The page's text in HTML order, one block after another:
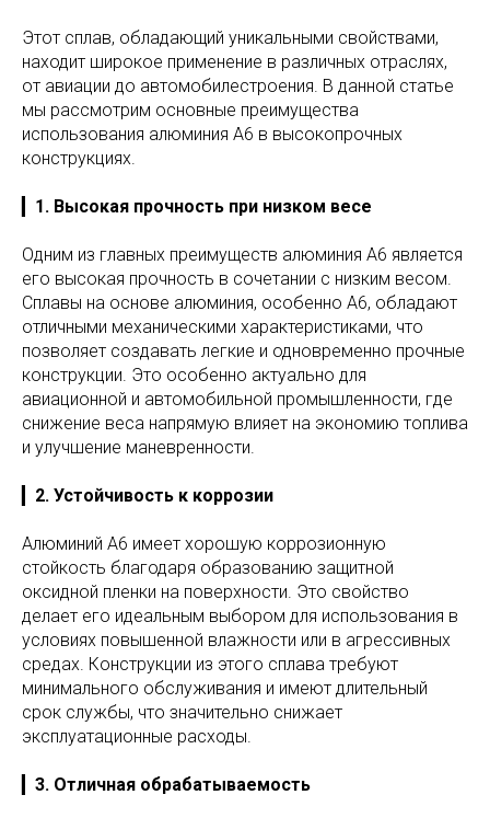
Этот сплав, обладающий уникальными свойствами,
находит широкое применение в различных отраслях,
от авиации до автомобилестроения. В данной статье
мы рассмотрим основные преимущества
использования алюминия А6 в высокопрочных
конструкциях.
1. Высокая прочность при низком весе
Одним из главных преимуществ алюминия А6 является
его высокая прочность в сочетании с низким весом.
Сплавы на основе алюминия, особенно А6, обладают
отличными механическими характеристиками, что
позволяет создавать легкие и одновременно прочные
конструкции. Это особенно актуально для
авиационной и автомобильной промышленности, где
снижение веса напрямую влияет на экономию топлива
и улучшение маневренности.
2. Устойчивость к коррозии
Алюминий А6 имеет хорошую коррозионную
стойкость благодаря образованию защитной
оксидной пленки на поверхности. Это свойство
делает его идеальным выбором для использования в
условиях повышенной влажности или в агрессивных
средах. Конструкции из этого сплава требуют
минимального обслуживания и имеют длительный
срок службы, что значительно снижает
эксплуатационные расходы.
3. Отличная обрабатываемость